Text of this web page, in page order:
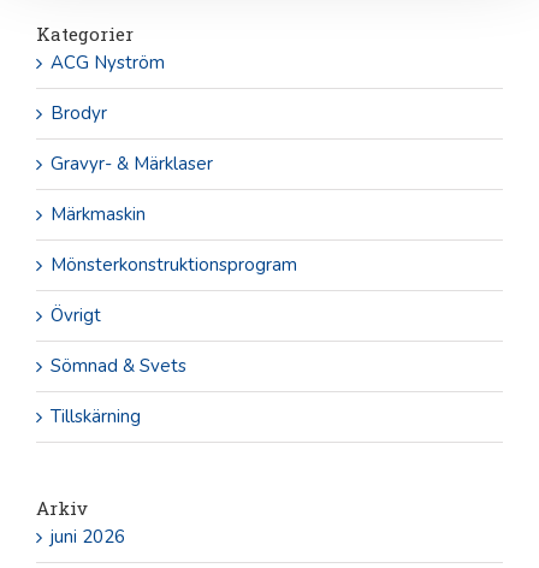
Kategorier
ACG Nyström
Brodyr
Gravyr- & Märklaser
Märkmaskin
Mönsterkonstruktionsprogram
Övrigt
Sömnad & Svets
Tillskärning
Arkiv
juni 2026